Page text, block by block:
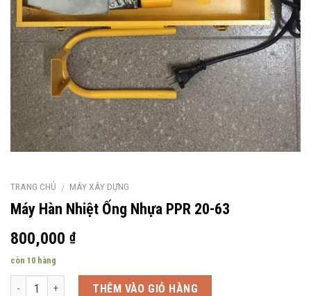
TRANG CHỦ / MÁY XÂY DỰNG
Máy Hàn Nhiệt Ống Nhựa PPR 20-63
800,000 ₫
còn 10 hàng
Số lượng THÊM VÀO GIỎ HÀNG